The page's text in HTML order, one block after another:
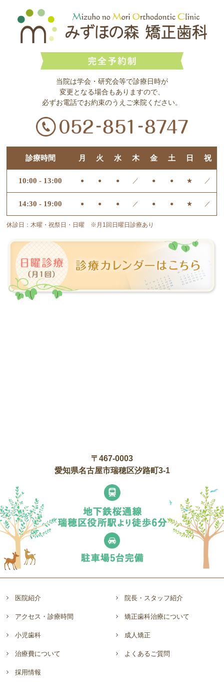
当院は学会・研究会等で診療日時が
変更となる場合もありますので、
必ずお電話でお約束のうえご来院ください。
診療時間 月 火 水 木 金 土 日 祝
10:00 - 13:00 ● ● ● ／ ● ● ★ ／
14:30 - 19:00 ● ● ● ／ ● ● ★ ／
休診日：木曜・祝祭日・日曜 ※月1回日曜日診療あり
〒467-0003
愛知県名古屋市瑞穂区汐路町3-1
医院紹介 院長・スタッフ紹介
アクセス・診療時間 矯正歯科治療について
小児歯科 成人矯正
治療費について よくあるご質問
採用情報